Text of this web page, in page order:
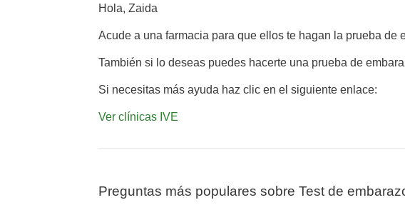
Hola, Zaida
Acude a una farmacia para que ellos te hagan la prueba
También si lo deseas puedes hacerte una prueba de
Si necesitas más ayuda haz clic en el siguiente enlace:
Ver clínicas IVE
Preguntas más populares sobre Test de